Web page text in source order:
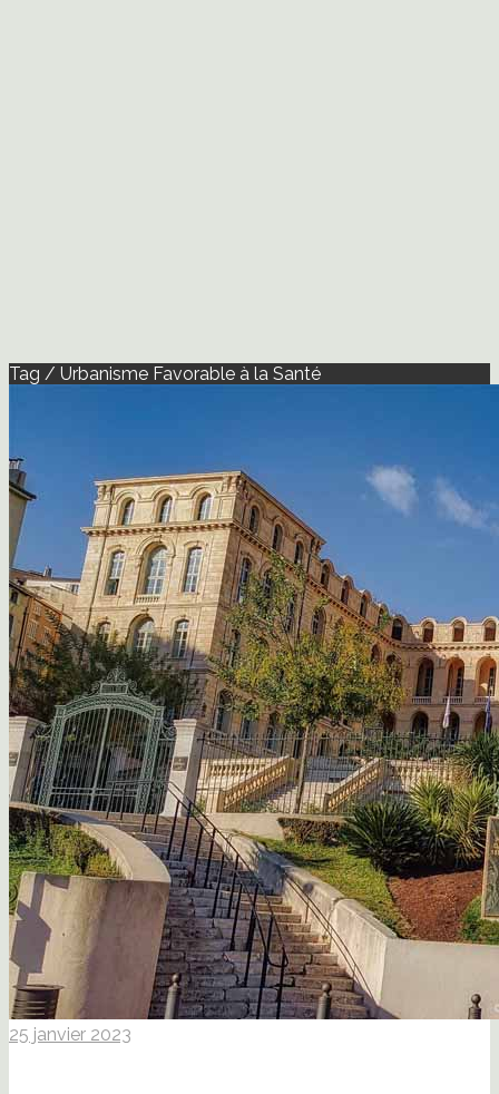
Tag / Urbanisme Favorable à la Santé
25 janvier 2023